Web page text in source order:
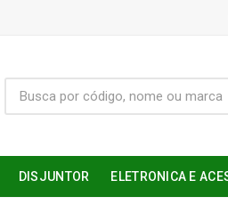
DISJUNTOR ELETRONICA E